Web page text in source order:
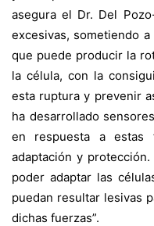
asegura el Dr. Del
excesivas, sometiendo
que puede producir la
la célula, con la
esta ruptura y prevenir
ha desarrollado
en respuesta a estas
adaptación y
poder adaptar las
puedan resultar lesivas
dichas fuerzas”.